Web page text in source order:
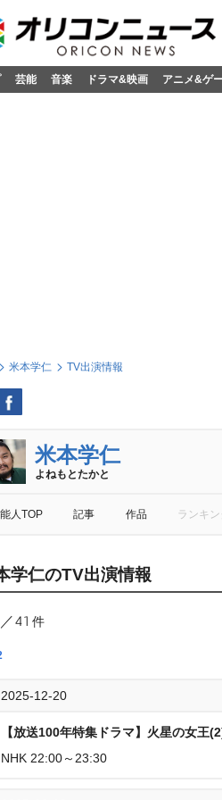
芸能 音楽 ドラマ&映画 アニメ&ゲ
米本学仁 TV出演情報
米本学仁
よねもとたかと
人TOP 記事 作品 ランキ
学仁のTV出演情報
41 件
2025-12-20
【放送100年特集ドラマ】火星の女王
NHK 22:00～23:30